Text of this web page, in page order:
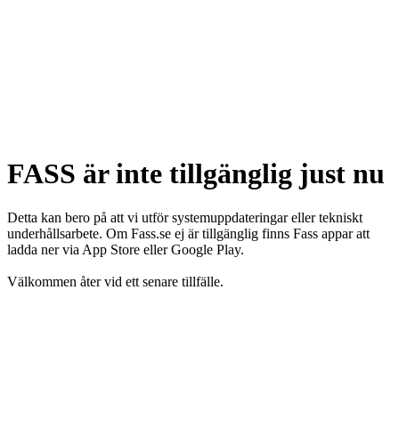
FASS är inte tillgänglig just nu
Detta kan bero på att vi utför systemuppdateringar eller tekniskt
underhållsarbete. Om Fass.se ej är tillgänglig finns Fass appar att
ladda ner via App Store eller Google Play.
Välkommen åter vid ett senare tillfälle.